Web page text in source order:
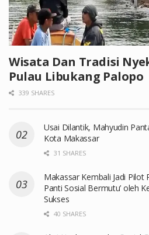
Wisata Dan Tradisi
Pulau Libukang Palopo
339 SHARES
Usai Dilantik, Mahyudin
Kota Makassar
31 SHARES
Makassar Kembali Jadi Pilot
Panti Sosial Bermutu’ oleh
Sukses
40 SHARES